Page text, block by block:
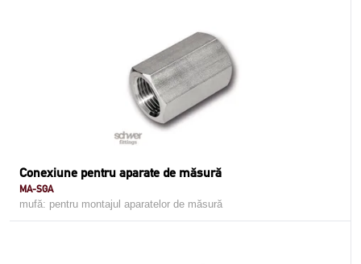
Conexiune pentru aparate de măsură
MA-SGA
mufă: pentru montajul aparatelor de măsură